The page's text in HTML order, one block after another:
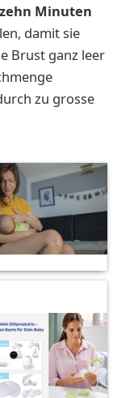
zehn Minuten
damit sie
Brust ganz leer
zu grosse